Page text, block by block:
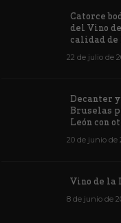
Vino de la DO León para
1172
Catorce
del Vino
calidad de
22 de julio de
Decanter
Bruselas
León con
20 de junio de
Vino de la
8 de junio de